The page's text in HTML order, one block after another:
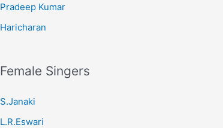
Pradeep Kumar
Haricharan
Female Singers
S.Janaki
L.R.Eswari